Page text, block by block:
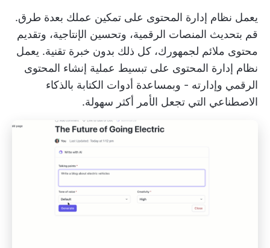
يعمل نظام إدارة المحتوى على تمكين عملك بعدة طرق.
قم بتحديث المنصات الرقمية، وتحسين الإنتاجية، وتقديم
محتوى ملائم لجمهورك، كل ذلك بدون خبرة تقنية. يعمل
نظام إدارة المحتوى على تبسيط عملية إنشاء المحتوى
الرقمي وإدارته - وبمساعدة أدوات الكتابة بالذكاء
الاصطناعي التي تجعل الأمر أكثر سهولة.